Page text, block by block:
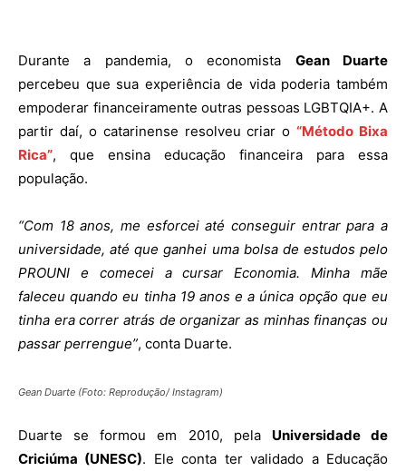
Durante a pandemia, o economista Gean Duarte
percebeu que sua experiência de vida poderia também
empoderar financeiramente outras pessoas LGBTQIA+. A
partir daí, o catarinense resolveu criar o“Método Bixa
Rica”, que ensina educação financeira para essa
população.
“Com 18 anos, me esforcei até conseguir entrar para a
universidade, até que ganhei uma bolsa de estudos pelo
PROUNI e comecei a cursar Economia. Minha mãe
faleceu quando eu tinha 19 anos e a única opção que eu
tinha era correr atrás de organizar as minhas finanças ou
passar perrengue”, conta Duarte.
Gean Duarte (Foto: Reprodução/ Instagram)
Duarte se formou em 2010, pela Universidade de
Criciúma (UNESC). Ele conta ter validado a Educação